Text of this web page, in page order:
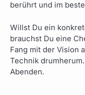
berührt und im
Willst Du ein
brauchst Du eine
Fang mit der Vision
Technik
Abenden.